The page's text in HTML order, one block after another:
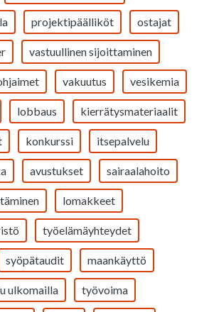
projektipäälliköt ostajat
vastuullinen sijoittaminen
vakuutus vesikemia
lobbaus kierrätysmateriaalit
konkurssi itsepalvelu
avustukset sairaalahoito
lomakkeet
työelämäyhteydet
syöpätaudit maankäyttö
ulkomailla työvoima